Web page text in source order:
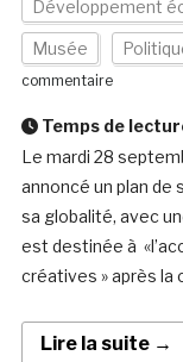
Développement
Musée
commentaire
Temps de
Le mardi 28
annoncé un plan de
sa globalité, avec
est destinée à
créatives » après la
Lire la suite →